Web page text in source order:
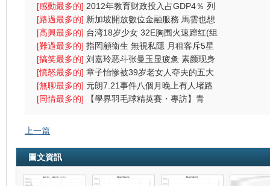
[感動最多的] 2012年教育财政投入占GDP4％ 列
财政支出首位
[路過最多的] 新加坡開放數位金融服務 馬雲也想
搶杯羹
[高興最多的] 台湾18岁少女 32E胸围火速蹿红(组
图)
[難過最多的] 指罔顧衞生 無視私隱 月租客斥5星
酒店4宗罪
[搞笑最多的] 刘嘉玲恶斗张曼玉显疲惫 素颜现身
太阳镜遮
[憤怒最多的] 章子怡惨被39岁老女人夺夫的五大
原因
[無聊最多的] 元朗7.21事件八個月晚上有人堵路
警方放催
[同情最多的]
【學界羽毛球精英賽・專訪】青
中：放下成敗
上一篇
圖文資訊